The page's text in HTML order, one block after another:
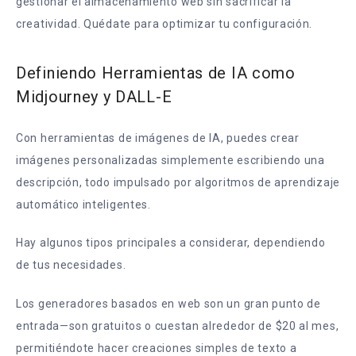
creatividad. Quédate para optimizar tu configuración.
Definiendo Herramientas de IA como
Midjourney y DALL-E
Con herramientas de imágenes de IA, puedes crear
imágenes personalizadas simplemente escribiendo una
descripción, todo impulsado por algoritmos de aprendizaje
automático inteligentes.
Hay algunos tipos principales a considerar, dependiendo
de tus necesidades.
Los generadores basados en web son un gran punto de
entrada—son gratuitos o cuestan alrededor de $20 al mes,
permitiéndote hacer creaciones simples de texto a